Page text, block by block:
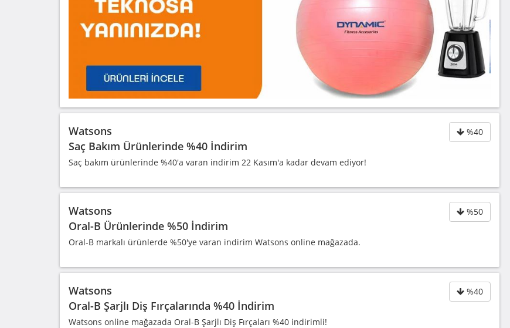
%40
Watsons
Saç Bakım Ürünlerinde %40 İndirim
Saç bakım ürünlerinde %40'a varan indirim 22 Kasım'a kadar devam ediyor!
%50
Watsons
Oral-B Ürünlerinde %50 İndirim
Oral-B markalı ürünlerde %50'ye varan indirim Watsons online mağazada.
%40
Watsons
Oral-B Şarjlı Diş Fırçalarında %40 İndirim
Watsons online mağazada Oral-B Şarjlı Diş Fırçaları %40 indirimli!